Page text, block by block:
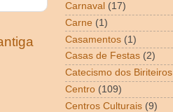
Carnaval (17)
Carne (1)
Casamentos (1)
Casas de Festas (2)
Catecismo dos Biriteiros
Centro (109)
Centros Culturais (9)